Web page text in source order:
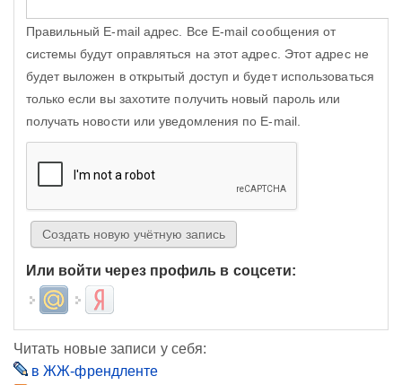
Правильный E-mail адрес. Все E-mail сообщения от
системы будут оправляться на этот адрес. Этот адрес не
будет выложен в открытый доступ и будет использоваться
только если вы захотите получить новый пароль или
получать новости или уведомления по E-mail.
Или войти через профиль в соцсети:
Login with Mail.ruLogin with Яндекс
Читать новые записи у себя:
в ЖЖ-френдленте